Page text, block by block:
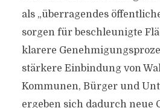
als „überragendes
sorgen für beschleunigte
klarere
stärkere Einbindung von
Kommunen, Bürger und
ergeben sich dadurch neue